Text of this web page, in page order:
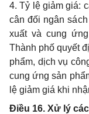
4. Tỷ lệ giảm giá:
cân đối ngân
xuất và cung
Thành phố quyết
phẩm, dịch vụ
cung ứng sản
lệ giảm giá khi
Điều 16. Xử lý các